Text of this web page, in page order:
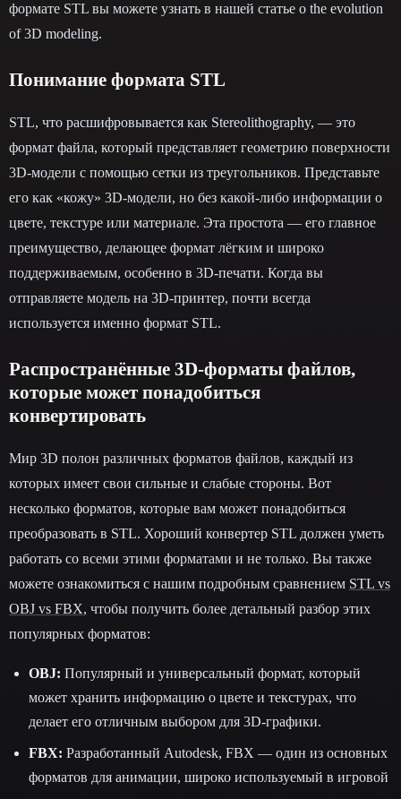
формате STL вы можете узнать в нашей статье о the evolution
of 3D modeling.
Понимание формата STL
STL, что расшифровывается как Stereolithography, — это
формат файла, который представляет геометрию поверхности
3D-модели с помощью сетки из треугольников. Представьте
его как «кожу» 3D-модели, но без какой-либо информации о
цвете, текстуре или материале. Эта простота — его главное
преимущество, делающее формат лёгким и широко
поддерживаемым, особенно в 3D-печати. Когда вы
отправляете модель на 3D-принтер, почти всегда
используется именно формат STL.
Распространённые 3D-форматы файлов,
которые может понадобиться
конвертировать
Мир 3D полон различных форматов файлов, каждый из
которых имеет свои сильные и слабые стороны. Вот
несколько форматов, которые вам может понадобиться
преобразовать в STL. Хороший конвертер STL должен уметь
работать со всеми этими форматами и не только. Вы также
можете ознакомиться с нашим подробным сравнением STL vs
OBJ vs FBX, чтобы получить более детальный разбор этих
популярных форматов:
OBJ: Популярный и универсальный формат, который
может хранить информацию о цвете и текстурах, что
делает его отличным выбором для 3D-графики.
FBX: Разработанный Autodesk, FBX — один из основных
форматов для анимации, широко используемый в игровой